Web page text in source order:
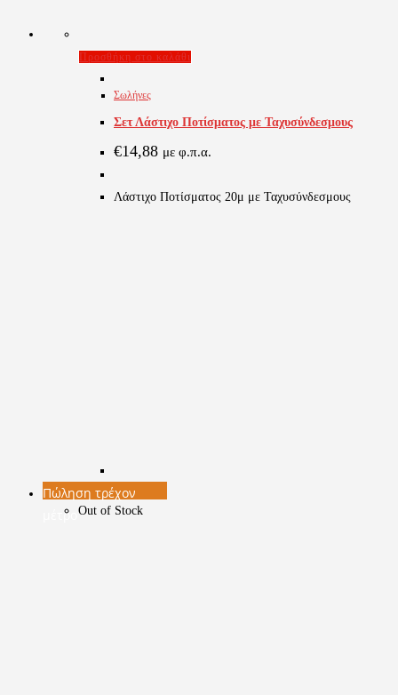
Προσθήκη στο καλάθι
Σωλήνες
Σετ Λάστιχο Ποτίσματος με Ταχυσύνδεσμους
€14,88 με φ.π.α.
Λάστιχο Ποτίσματος 20μ με Ταχυσύνδεσμους
Πώληση τρέχον
μέτρο
Out of Stock